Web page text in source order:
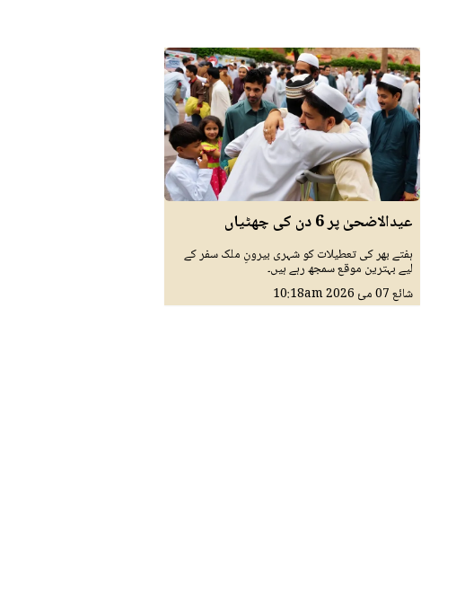
عیدالاضحیٰ پر 6 دن کی چھٹیاں
ہفتے بھر کی تعطیلات کو شہری بیرونِ ملک سفر کے
لیے بہترین موقع سمجھ رہے ہیں۔
شائع07 مئ 2026 10:18am